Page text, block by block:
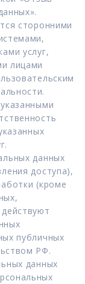
сторонними
услуг,
лицами
данных
доступа),
(кроме
публичных
РФ.
данных